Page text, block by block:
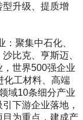
升级、提质增
聚集中石化、
比克、亨斯迈、
世界500强企业
化工材料、高端
域10条细分产业
下游企业落地，
为重点，建成产